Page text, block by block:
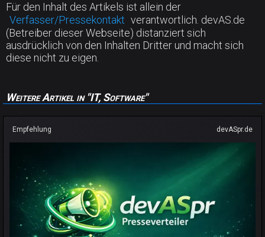
Für den Inhalt des Artikels ist allein der
Verfasser/Pressekontakt verantwortlich. devAS.de
(Betreiber dieser Webseite) distanziert sich
ausdrücklich von den Inhalten Dritter und macht sich
diese nicht zu eigen.
Weitere Artikel in "IT, Software"
Empfehlung devASpr.de